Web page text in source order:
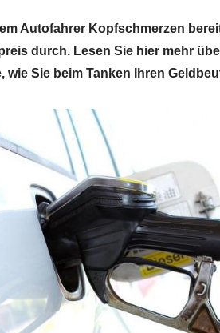
Autofahrer Kopfschmerzen
durch. Lesen Sie hier mehr
Sie beim Tanken Ihren